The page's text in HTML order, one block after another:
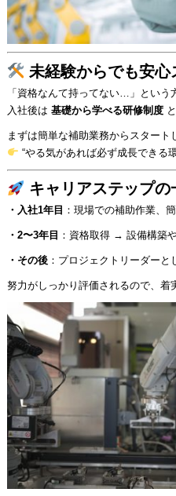
未経験からでも安心
「資格なんて持ってない…」という
入社後は 基礎から学べる研修制度
まずは簡単な補助業務からスタート
“やる気があれば必ず成長できる
キャリアステップの
・入社1年目 ：現場での補助作業、
・2〜3年目 ：資格取得 → 設備構築
・その後 ：プロジェクトリーダー
努力がしっかり評価されるので、着